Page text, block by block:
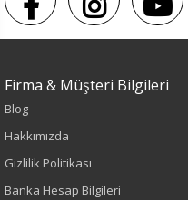
Firma & Müşteri Bilgileri
Blog
Hakkımızda
Gizlilik Politikası
Banka Hesap Bilgileri